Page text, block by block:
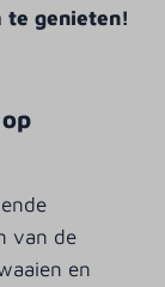
te genieten!
van de
en